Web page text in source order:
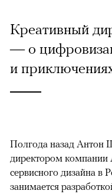
Креативный
— о
и
Полгода назад Антон
директором
сервисного дизайна в
занимается